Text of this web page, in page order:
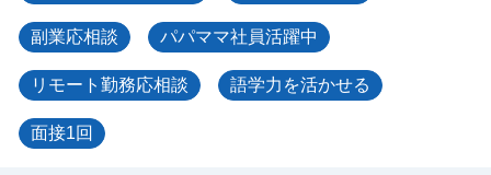
副業応相談 パパママ社員活躍中
リモート勤務応相談 語学力を活かせる
面接1回